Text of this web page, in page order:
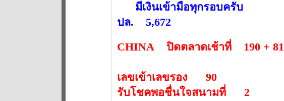
มีเงินเข้ามือทุกรอบครับ
ปล. 5,672
CHINA ปิดตลาดเช้าที่ 190 + 81
เลขเข้าเลขรอง 90
รับโชคพอชื่นใจสนามที่ 2